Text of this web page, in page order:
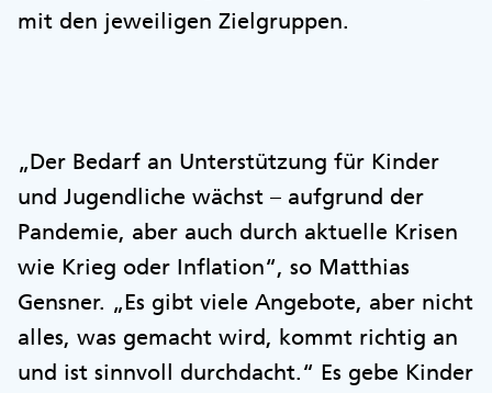
mit den jeweiligen Zielgruppen.
„Der Bedarf an Unterstützung für Kinder
und Jugendliche wächst – aufgrund der
Pandemie, aber auch durch aktuelle Krisen
wie Krieg oder Inflation“, so Matthias
Gensner. „Es gibt viele Angebote, aber nicht
alles, was gemacht wird, kommt richtig an
und ist sinnvoll durchdacht.“ Es gebe Kinder